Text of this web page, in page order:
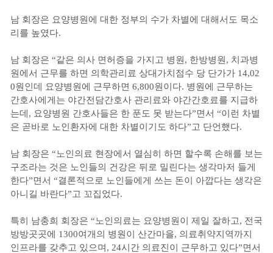
남 회장은 요양병원에 대한 정부의 수가 차별에 대해서도 목소
리를 높였다.
남 회장은 “같은 의사 면허증을 가지고 병원, 한방병원, 치과병
원에서 근무를 하면 의학관리료 상대가치점수 당 단가가 14,02
0원인데 요양병원에 근무하면 6,800원이다. 병원에 근무하는
간호사에게는 야간전담간호사 관리료와 야간간호료를 지급하
는데, 요양병원 간호사들은 한 푼도 못 받는다”면서 “이런 차별
은 곧바로 노인환자에 대한 차별이기도 하다”고 단언했다.
남 회장은 “노인의료 현장에서 열심히 하면 할수록 손해를 보는
구조라는 것은 노인들의 건강은 뒤로 밀린다는 생각마저 들게
한다”면서 “결론적으로 노인들에게 쓰는 돈이 아깝다는 생각은
아니길 바란다”고 꼬집었다.
특히 남충희 회장은 “노인의료는 요양병원이 제일 잘하고, 전국
방방곳곳에 1300여개의 병원이 산간마을, 의료취약지역까지
인프라를 갖추고 있으며, 24시간 의료진이 근무하고 있다”면서